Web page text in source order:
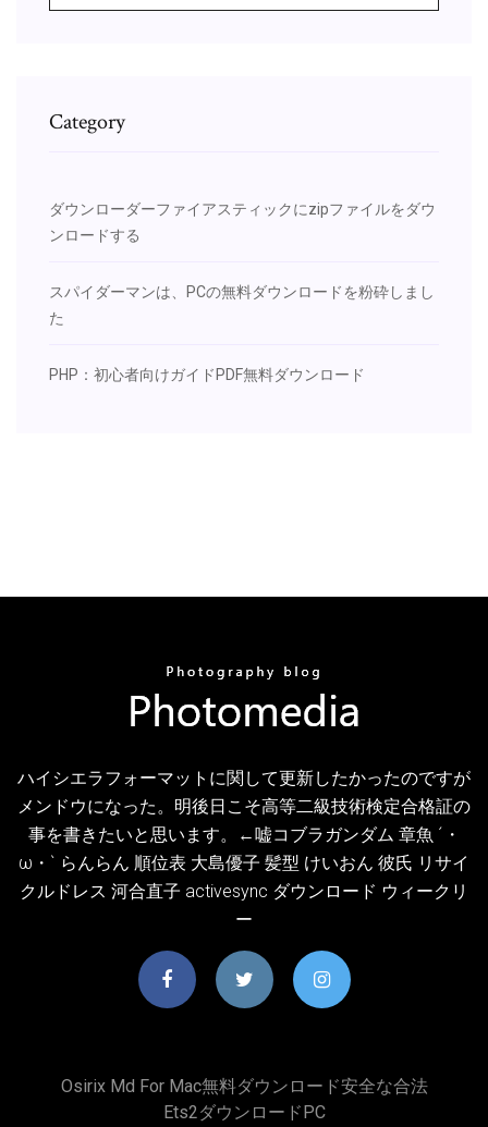
Category
ダウンローダーファイアスティックにzipファイルをダウ
ンロードする
スパイダーマンは、PCの無料ダウンロードを粉砕しまし
た
PHP：初心者向けガイドPDF無料ダウンロード
ハイシエラフォーマットに関して更新したかったのですが
メンドウになった。明後日こそ高等二級技術検定合格証の
事を書きたいと思います。←嘘コブラガンダム 章魚 ´・
ω・` らんらん 順位表 大島優子 髪型 けいおん 彼氏 リサイ
クルドレス 河合直子 activesync ダウンロード ウィークリ
ー
Osirix Md For Mac無料ダウンロード安全な合法
Ets2ダウンロードPC